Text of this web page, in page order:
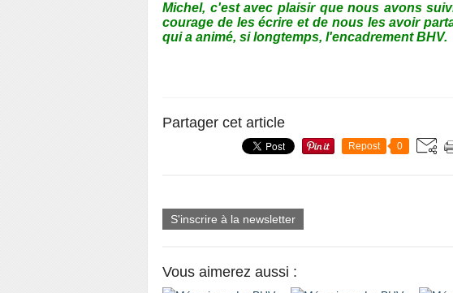
Michel, c'est avec plaisir que nous avons
courage de les écrire et de nous les avoir
qui a animé, si longtemps, l'encadrement BHV.
Partager cet article
Repost 0
S'inscrire à la newsletter
Vous aimerez aussi :